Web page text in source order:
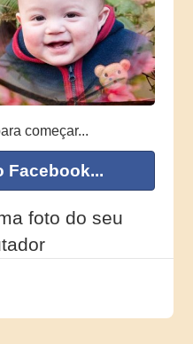
começar...
Facebook...
foto do seu